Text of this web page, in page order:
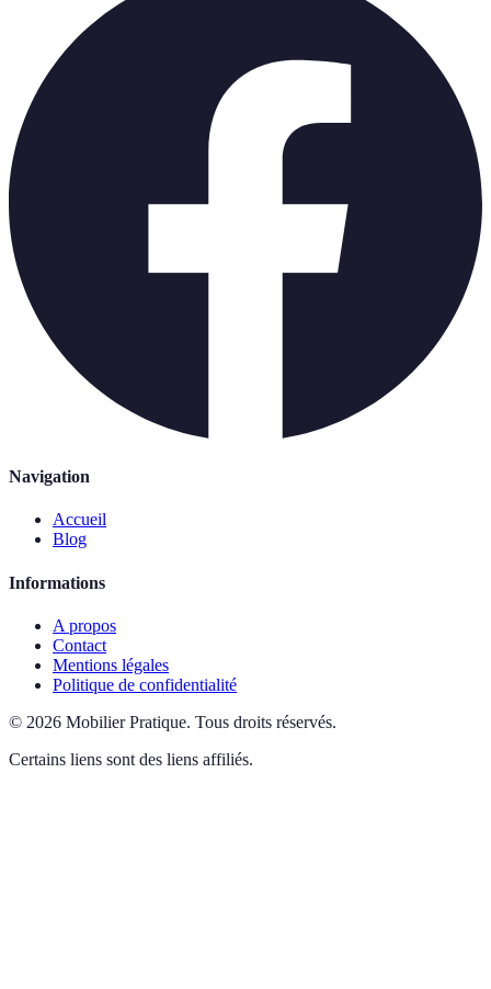
Navigation
Accueil
Blog
Informations
A propos
Contact
Mentions légales
Politique de confidentialité
© 2026 Mobilier Pratique. Tous droits réservés.
Certains liens sont des liens affiliés.